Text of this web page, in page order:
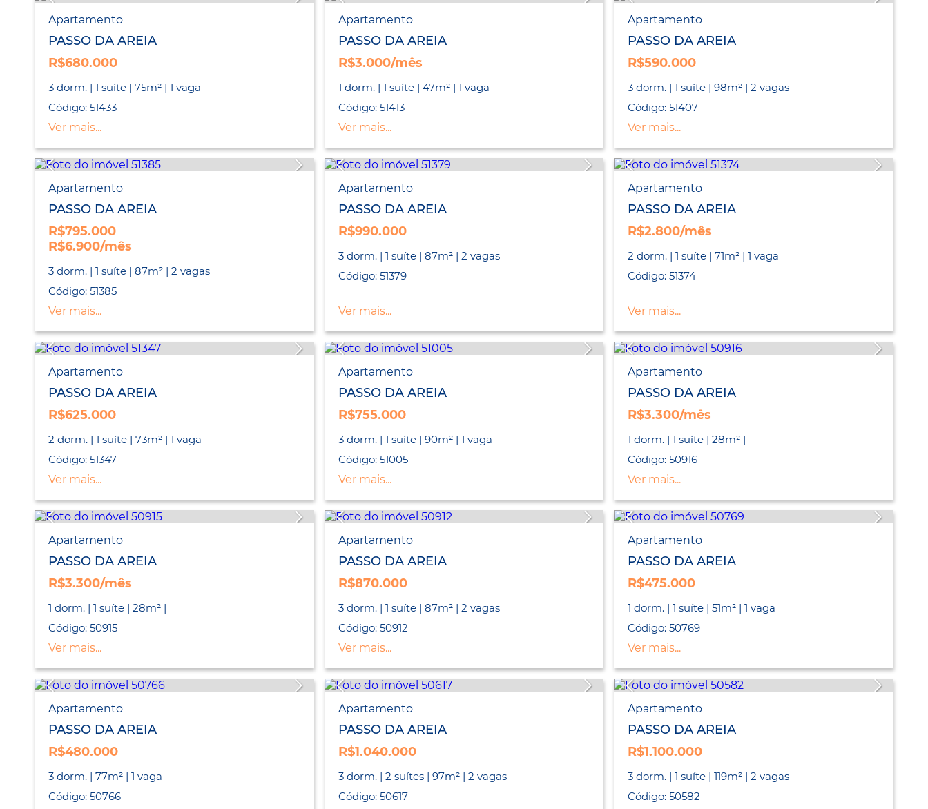
Apartamento
PASSO DA AREIA
R$680.000
3 dorm. | 1 suíte | 75m² | 1 vaga
Código: 51433
Ver mais...
Apartamento
PASSO DA AREIA
R$3.000/mês
1 dorm. | 1 suíte | 47m² | 1 vaga
Código: 51413
Ver mais...
Apartamento
PASSO DA AREIA
R$590.000
3 dorm. | 1 suíte | 98m² | 2 vagas
Código: 51407
Ver mais...
Apartamento
PASSO DA AREIA
R$795.000
R$6.900/mês
3 dorm. | 1 suíte | 87m² | 2 vagas
Código: 51385
Ver mais...
Apartamento
PASSO DA AREIA
R$990.000
3 dorm. | 1 suíte | 87m² | 2 vagas
Código: 51379
Ver mais...
Apartamento
PASSO DA AREIA
R$2.800/mês
2 dorm. | 1 suíte | 71m² | 1 vaga
Código: 51374
Ver mais...
Apartamento
PASSO DA AREIA
R$625.000
2 dorm. | 1 suíte | 73m² | 1 vaga
Código: 51347
Ver mais...
Apartamento
PASSO DA AREIA
R$755.000
3 dorm. | 1 suíte | 90m² | 1 vaga
Código: 51005
Ver mais...
Apartamento
PASSO DA AREIA
R$3.300/mês
1 dorm. | 1 suíte | 28m² |
Código: 50916
Ver mais...
Apartamento
PASSO DA AREIA
R$3.300/mês
1 dorm. | 1 suíte | 28m² |
Código: 50915
Ver mais...
Apartamento
PASSO DA AREIA
R$870.000
3 dorm. | 1 suíte | 87m² | 2 vagas
Código: 50912
Ver mais...
Apartamento
PASSO DA AREIA
R$475.000
1 dorm. | 1 suíte | 51m² | 1 vaga
Código: 50769
Ver mais...
Apartamento
PASSO DA AREIA
R$480.000
3 dorm. | 77m² | 1 vaga
Código: 50766
Apartamento
PASSO DA AREIA
R$1.040.000
3 dorm. | 2 suítes | 97m² | 2 vagas
Código: 50617
Apartamento
PASSO DA AREIA
R$1.100.000
3 dorm. | 1 suíte | 119m² | 2 vagas
Código: 50582